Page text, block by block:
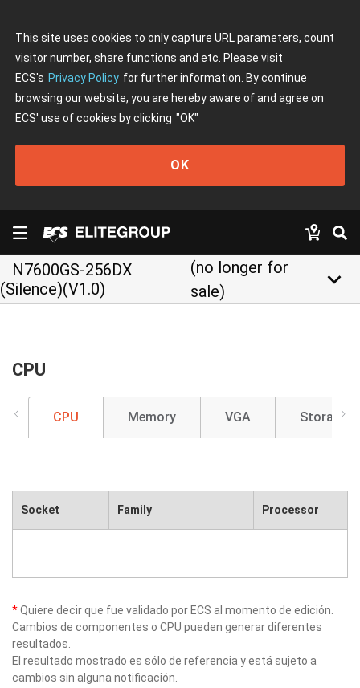
This site uses cookies to only capture URL parameters, count
visitor number, share functions and etc. Please visit
ECS's Privacy Policy for further information. By continue
browsing our website, you are hereby aware of and agree on
ECS' use of cookies by clicking "OK"
OK
N7600GS-256DX
(Silence)(V1.0)
(no longer for
sale)
keyboard_arrow_down
CPU
CPU Memory VGA Storage
Socket Family Processor
*Quiere decir que fue validado por ECS al momento de edición.
Cambios de componentes o CPU pueden generar diferentes
resultados.
El resultado mostrado es sólo de referencia y está sujeto a
cambios sin alguna notificación.